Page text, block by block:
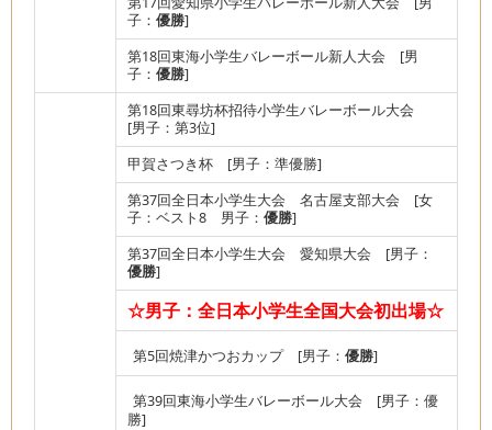
子： 優勝]
第18回東海小学生バレーボール新人大会 [男
子： 優勝]
第18回東尋坊杯招待小学生バレーボール大会
[男子：第3位]
甲賀さつき杯 [男子：準優勝]
第37回全日本小学生大会 名古屋支部大会 [女
子：ベスト8 男子： 優勝]
第37回全日本小学生大会 愛知県大会 [男子：
優勝]
☆男子：全日本小学生全国大会初出場☆
第5回焼津かつおカップ [男子： 優勝]
第39回東海小学生バレーボール大会 [男子：優
勝]